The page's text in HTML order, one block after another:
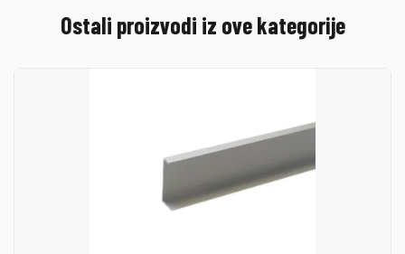
Ostali proizvodi iz ove kategorije